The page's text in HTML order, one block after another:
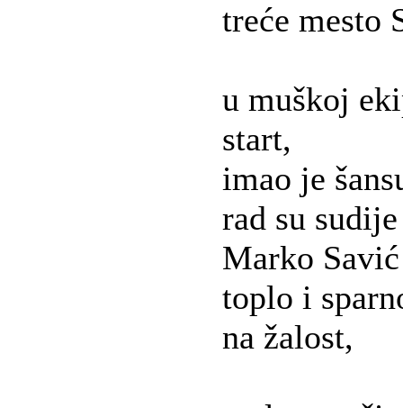
treće mesto
u muškoj
start,
imao je
rad su
Marko
toplo i
na žalost,